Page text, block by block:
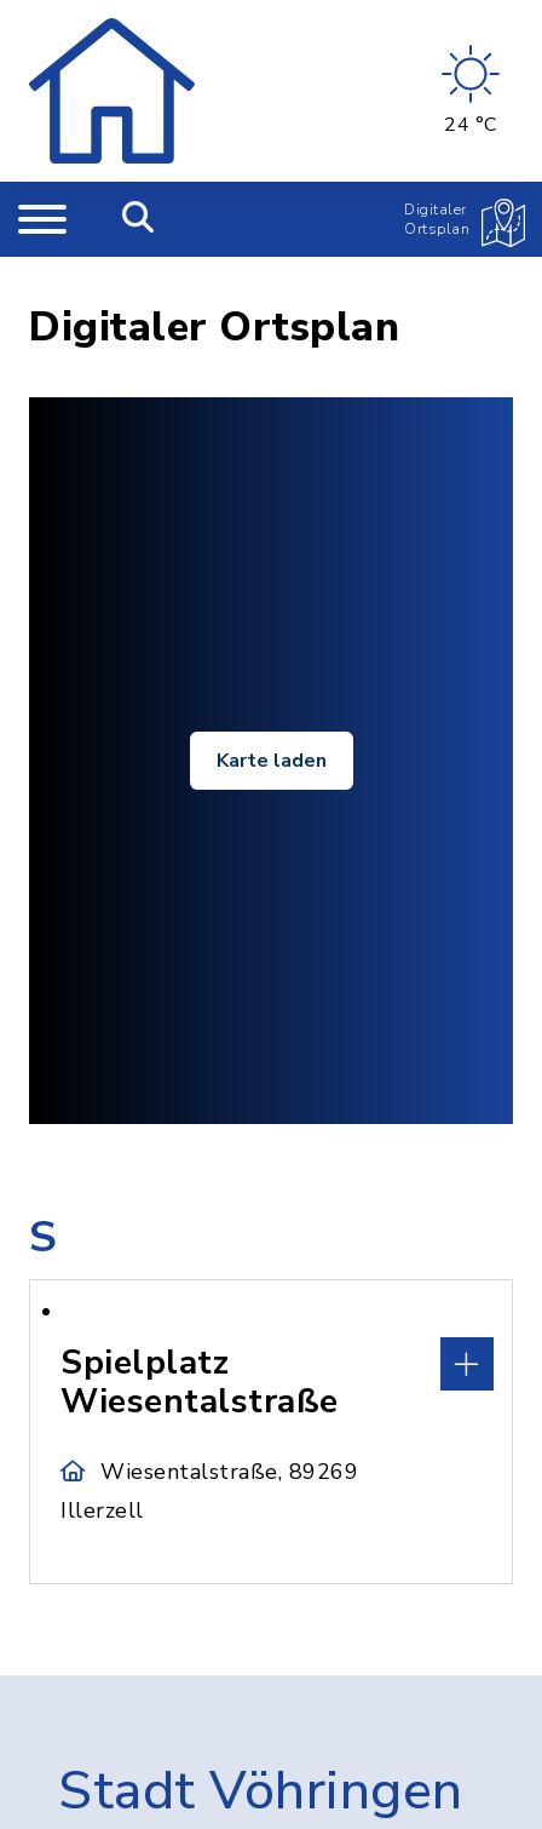
24 °C
Digitaler
Ortsplan
Digitaler Ortsplan
Karte laden
S
Spielplatz
Wiesentalstraße
Wiesentalstraße, 89269
Illerzell
Stadt Vöhringen